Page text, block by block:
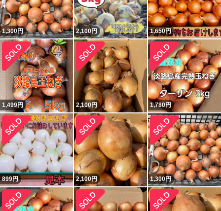
1,300円 2,100円 1,650円
1,499円 2,100円 1,780円
899円 2,100円 1,300円